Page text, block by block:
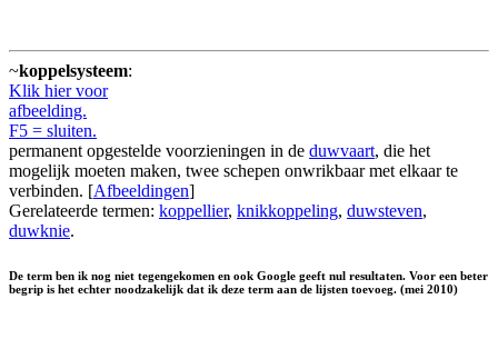
~koppelsysteem:
Klik hier voor
afbeelding.
F5 = sluiten.
permanent opgestelde voorzieningen in de duwvaart, die het
mogelijk moeten maken, twee schepen onwrikbaar met elkaar te
verbinden. [Afbeeldingen]
Gerelateerde termen: koppellier, knikkoppeling, duwsteven,
duwknie.
De term ben ik nog niet tegengekomen en ook Google geeft nul resultaten. Voor een beter
begrip is het echter noodzakelijk dat ik deze term aan de lijsten toevoeg. (mei 2010)